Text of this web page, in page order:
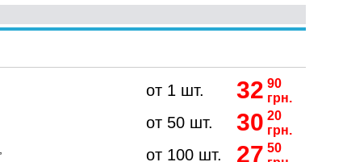
от 1 шт. 32 90
грн.
от 50 шт. 30 20
грн.
от 100 шт. 27 50